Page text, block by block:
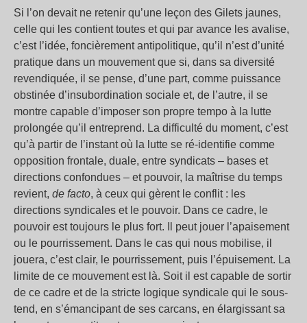
Si l’on devait ne retenir qu’une leçon des Gilets jaunes,
celle qui les contient toutes et qui par avance les avalise,
c’est l’idée, foncièrement antipolitique, qu’il n’est d’unité
pratique dans un mouvement que si, dans sa diversité
revendiquée, il se pense, d’une part, comme puissance
obstinée d’insubordination sociale et, de l’autre, il se
montre capable d’imposer son propre tempo à la lutte
prolongée qu’il entreprend. La difficulté du moment, c’est
qu’à partir de l’instant où la lutte se ré-identifie comme
opposition frontale, duale, entre syndicats – bases et
directions confondues – et pouvoir, la maîtrise du temps
revient, de facto, à ceux qui gèrent le conflit : les
directions syndicales et le pouvoir. Dans ce cadre, le
pouvoir est toujours le plus fort. Il peut jouer l’apaisement
ou le pourrissement. Dans le cas qui nous mobilise, il
jouera, c’est clair, le pourrissement, puis l’épuisement. La
limite de ce mouvement est là. Soit il est capable de sortir
de ce cadre et de la stricte logique syndicale qui le sous-
tend, en s’émancipant de ses carcans, en élargissant sa